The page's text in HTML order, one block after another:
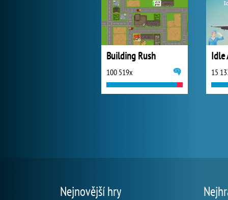
Building Rush
100 519x
Idle
15
Nejnovější hry